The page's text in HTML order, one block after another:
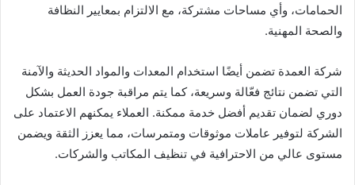
الحمامات، وأي مساحات مشتركة، مع الالتزام بمعايير النظافة
والصحة المهنية.
شركة العمدة تضمن أيضًا استخدام المعدات والمواد الحديثة والآمنة
التي تضمن نتائج فعّالة وسريعة، كما يتم مراقبة جودة العمل بشكل
دوري لضمان تقديم أفضل خدمة ممكنة. العملاء يمكنهم الاعتماد على
الشركة لتوفير عاملات موثوقات ومتمرسات، مما يعزز الثقة ويضمن
مستوى عالي من الاحترافية في تنظيف المكاتب والشركات.